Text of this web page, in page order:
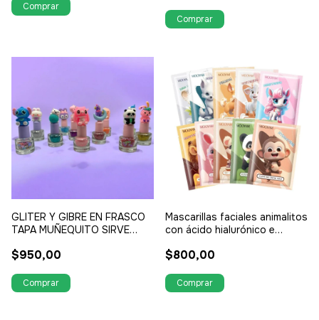
GLITER Y GIBRE EN FRASCO
TAPA MUÑEQUITO SIRVE
LAPICERAS O LAPICES
$950,00
Mascarillas faciales animalitos
con ácido hialurónico e
$800,00